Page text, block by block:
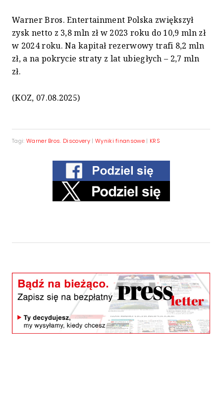
Warner Bros. Entertainment Polska zwiększył
zysk netto z 3,8 mln zł w 2023 roku do 10,9 mln zł
w 2024 roku. Na kapitał rezerwowy trafi 8,2 mln
zł, a na pokrycie straty z lat ubiegłych – 2,7 mln
zł.
(KOZ, 07.08.2025)
Tagi: Warner Bros. Discovery| Wyniki finansowe | KRS